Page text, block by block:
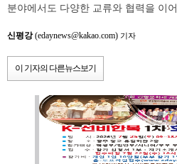
분야에서도 다양한 교류와 협력을 이
신평강(edaynews@kakao.com) 기자
이 기자의 다른뉴스보기